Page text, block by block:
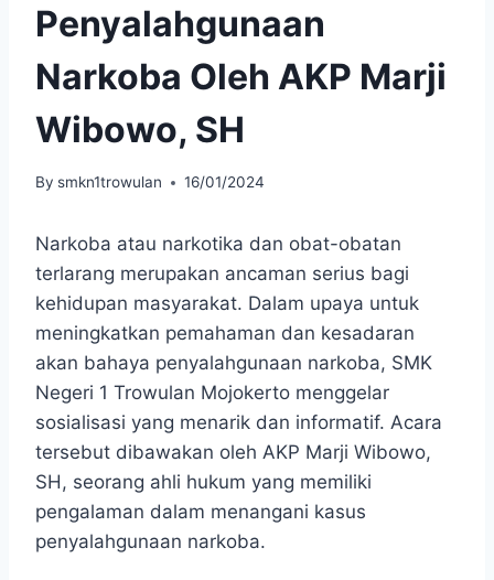
Penyalahgunaan
Narkoba Oleh AKP Marji
Wibowo, SH
By smkn1trowulan 16/01/2024
Narkoba atau narkotika dan obat-obatan
terlarang merupakan ancaman serius bagi
kehidupan masyarakat. Dalam upaya untuk
meningkatkan pemahaman dan kesadaran
akan bahaya penyalahgunaan narkoba, SMK
Negeri 1 Trowulan Mojokerto menggelar
sosialisasi yang menarik dan informatif. Acara
tersebut dibawakan oleh AKP Marji Wibowo,
SH, seorang ahli hukum yang memiliki
pengalaman dalam menangani kasus
penyalahgunaan narkoba.